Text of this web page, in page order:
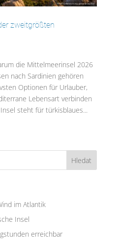
zweitgrößten
die Mittelmeerinsel 2026
nach Sardinien gehören
Optionen für Urlauber,
Lebensart verbinden
steht für türkisblaues...
im Atlantik
Insel
erreichbar